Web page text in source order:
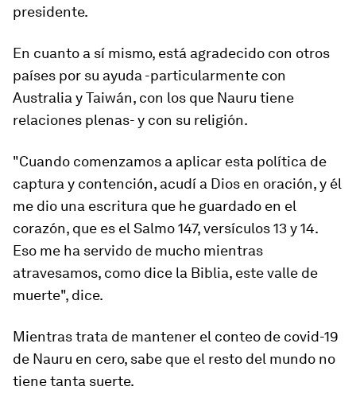
presidente.
En cuanto a sí mismo, está agradecido con otros
países por su ayuda -particularmente con
Australia y Taiwán, con los que Nauru tiene
relaciones plenas- y con su religión.
"Cuando comenzamos a aplicar esta política de
captura y contención, acudí a Dios en oración, y él
me dio una escritura que he guardado en el
corazón, que es el Salmo 147, versículos 13 y 14.
Eso me ha servido de mucho mientras
atravesamos, como dice la Biblia, este valle de
muerte", dice.
Mientras trata de mantener el conteo de covid-19
de Nauru en cero, sabe que el resto del mundo no
tiene tanta suerte.